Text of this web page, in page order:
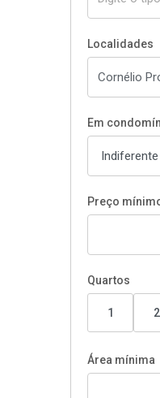
Localidades
Em
Preço
Quartos
1 2
Área mínima